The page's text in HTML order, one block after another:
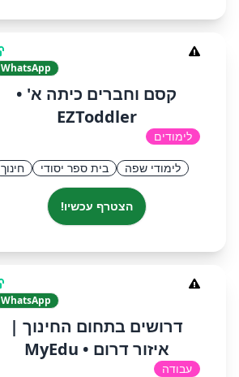
WhatsApp
קסם וחברים כיתה א'​ •
EZToddler
לימודים
לימודי שפה בית ספר יסודי חינוך
הצטרף עכשיו!
WhatsApp
דרושים בתחום החינוך |
איזור דרום • MyEdu
עבודה